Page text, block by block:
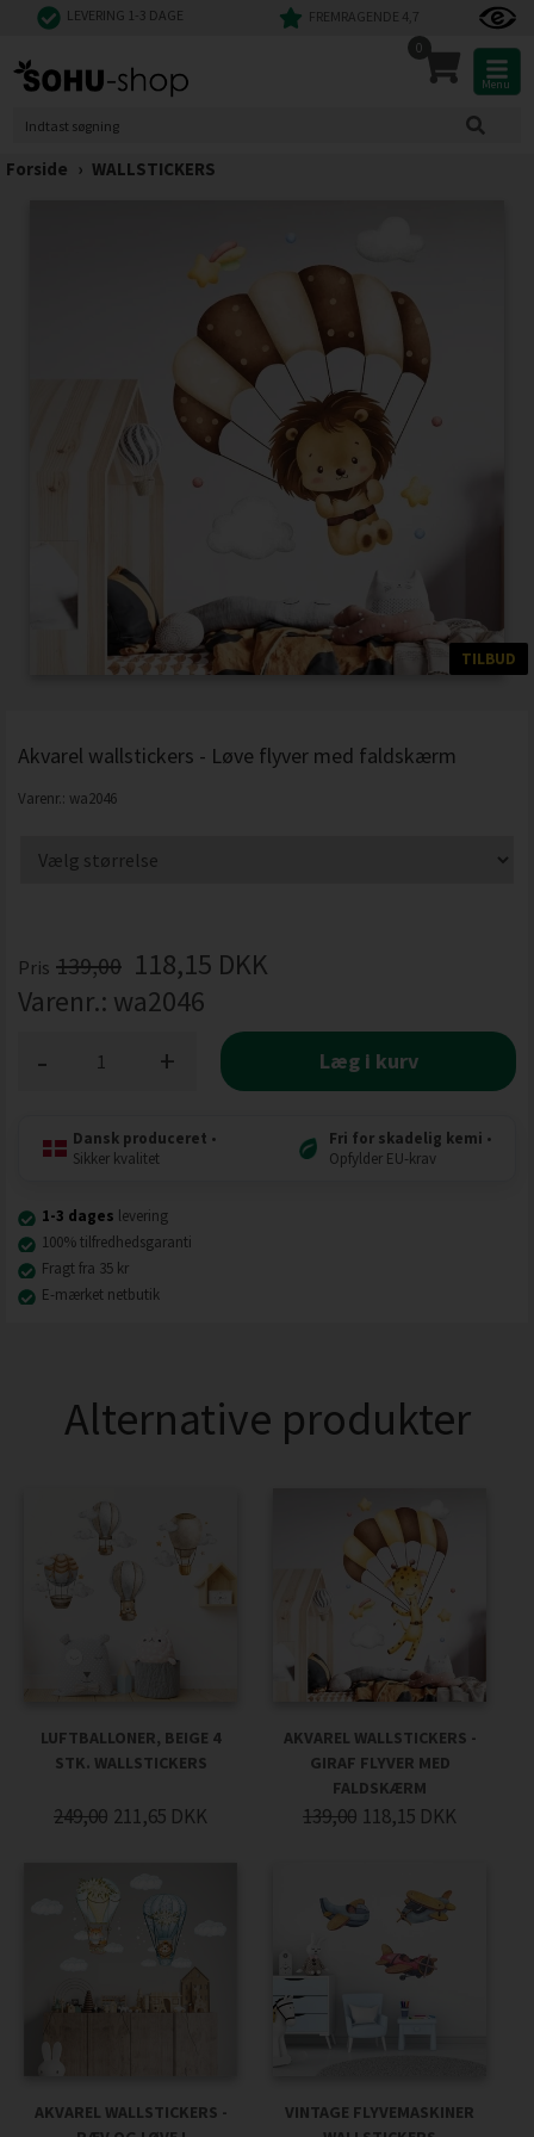
LEVERING 1-3 DAGE FREMRAGENDE 4,7
0
Menu
Forside › WALLSTICKERS
TILBUD
Akvarel wallstickers - Løve flyver med faldskærm
Varenr.: wa2046
Pris 139,00 118,15 DKK
Varenr.: wa2046
+
- Læg i kurv
Dansk produceret •
Sikker kvalitet
Fri for skadelig kemi •
Opfylder EU-krav
1-3 dages levering
100% tilfredhedsgaranti
Fragt fra 35 kr
E-mærket netbutik
Alternative produkter
LUFTBALLONER, BEIGE 4
STK. WALLSTICKERS
249,00 211,65 DKK
AKVAREL WALLSTICKERS -
GIRAF FLYVER MED
FALDSKÆRM
139,00 118,15 DKK
AKVAREL WALLSTICKERS -
VINTAGE FLYVEMASKINER